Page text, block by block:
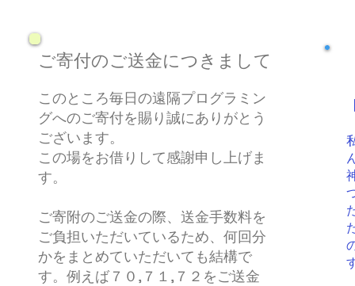
​ご寄付のご送金につきまして
このところ毎日の遠隔プログラミン
グへのご寄付を賜り誠にありがとう
ございます。
この場をお借りして感謝申し上げま
す。
ご寄附のご送金の際、送金手数料を
ご負担いただいているため、何回分
かをまとめていただいても結構で
す。例えば７０,７１,７２をご送金